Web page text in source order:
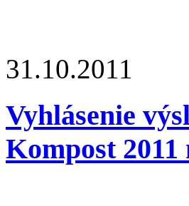
31.10.2011
Vyhlásenie
Kompost